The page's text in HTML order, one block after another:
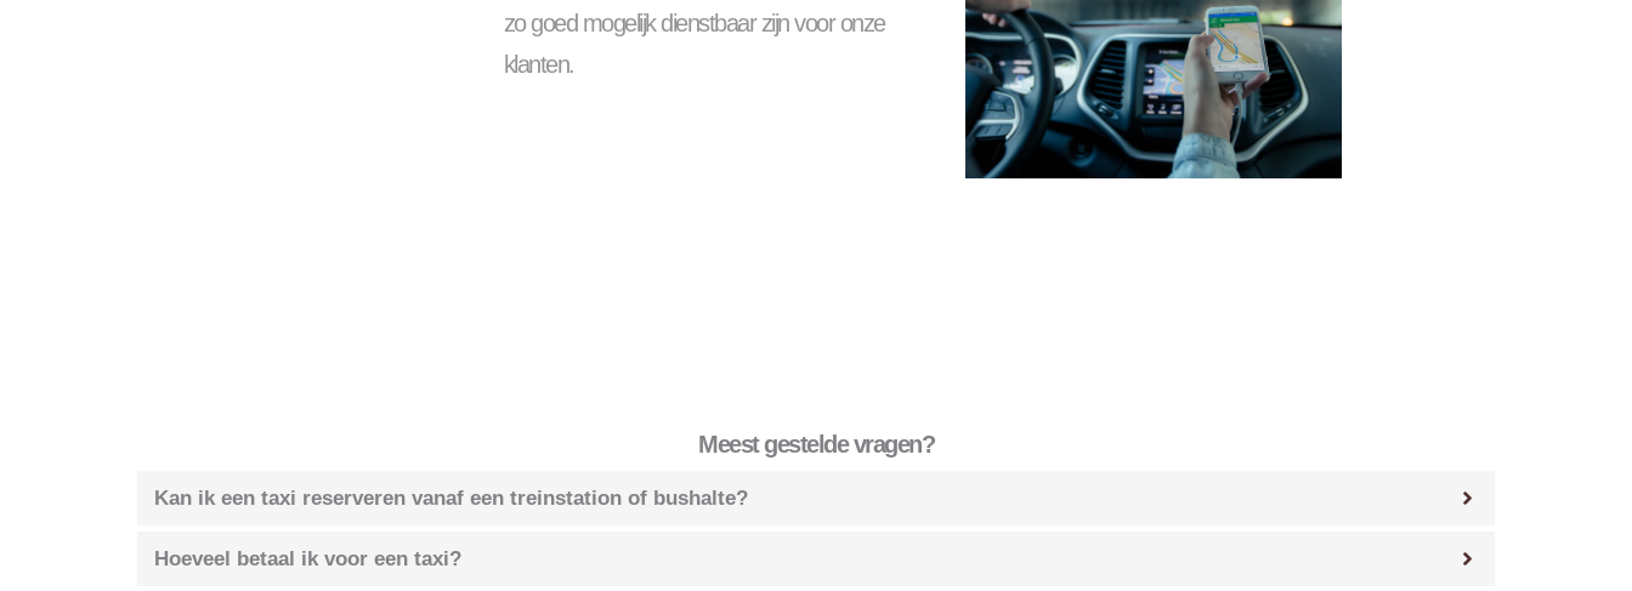
zo goed mogelijk dienstbaar zijn voor onze
klanten.
Meest gestelde vragen?
Kan ik een taxi reserveren vanaf een treinstation of bushalte?
Hoeveel betaal ik voor een taxi?